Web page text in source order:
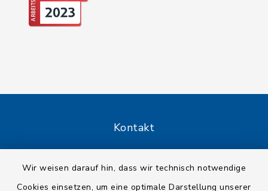
Wir weisen darauf hin, dass wir technisch notwendige
Cookies einsetzen, um eine optimale Darstellung unserer
Kontakt